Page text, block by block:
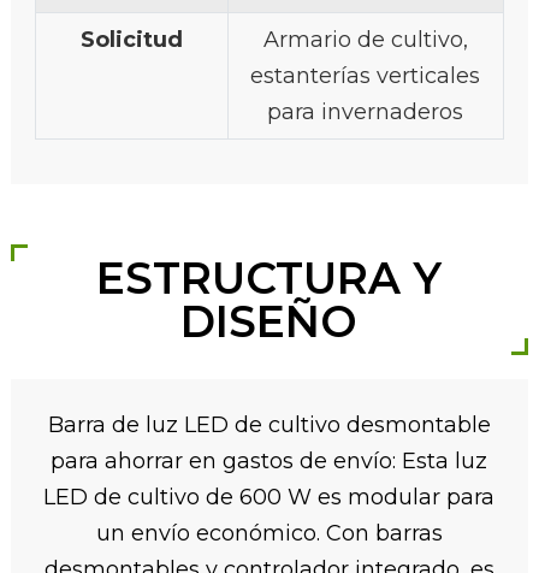
Solicitud
Armario de cultivo,
estanterías verticales
para invernaderos
ESTRUCTURA Y
DISEÑO
Barra de luz LED de cultivo desmontable
para ahorrar en gastos de envío: Esta luz
LED de cultivo de 600 W es modular para
un envío económico. Con barras